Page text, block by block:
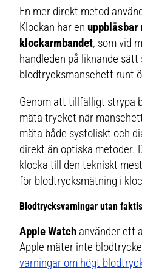
En mer direkt metod
Klockan har en
klockarmbandet, som vid
handleden på liknande sätt
blodtrycksmanschett runt
Genom att tillfälligt strypa
mäta trycket när
mäta både systoliskt och
direkt än optiska metoder.
klocka till den tekniskt
för blodtrycksmätning i
Blodtrycksvarningar utan
Apple Watch använder ett
Apple mäter inte
varningar om högt